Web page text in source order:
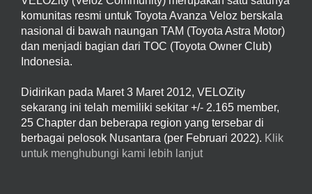
komunitas resmi untuk Toyota Avanza Veloz berskala
nasional di bawah naungan TAM (Toyota Astra Motor)
dan menjadi bagian dari TOC (Toyota Owner Club)
Indonesia.
Didirikan pada Maret 3 Maret 2012, VELOZity
sekarang ini telah memiliki sekitar +/- 2.165 member,
25 Chapter dan beberapa region yang tersebar di
berbagai pelosok Nusantara (per Februari 2022). Klik
untuk menghubungi kami lebih lanjut